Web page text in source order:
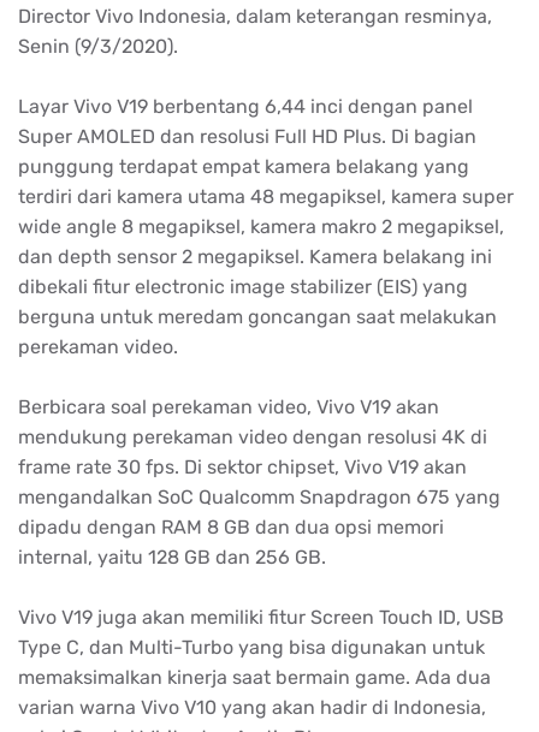
Director Vivo Indonesia, dalam keterangan resminya,
Senin (9/3/2020).
Layar Vivo V19 berbentang 6,44 inci dengan panel
Super AMOLED dan resolusi Full HD Plus. Di bagian
punggung terdapat empat kamera belakang yang
terdiri dari kamera utama 48 megapiksel, kamera super
wide angle 8 megapiksel, kamera makro 2 megapiksel,
dan depth sensor 2 megapiksel. Kamera belakang ini
dibekali fitur electronic image stabilizer (EIS) yang
berguna untuk meredam goncangan saat melakukan
perekaman video.
Berbicara soal perekaman video, Vivo V19 akan
mendukung perekaman video dengan resolusi 4K di
frame rate 30 fps. Di sektor chipset, Vivo V19 akan
mengandalkan SoC Qualcomm Snapdragon 675 yang
dipadu dengan RAM 8 GB dan dua opsi memori
internal, yaitu 128 GB dan 256 GB.
Vivo V19 juga akan memiliki fitur Screen Touch ID, USB
Type C, dan Multi-Turbo yang bisa digunakan untuk
memaksimalkan kinerja saat bermain game. Ada dua
varian warna Vivo V10 yang akan hadir di Indonesia,